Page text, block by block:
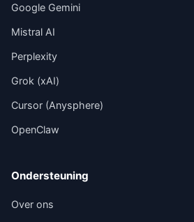
Google Gemini
Mistral AI
Perplexity
Grok (xAI)
Cursor (Anysphere)
OpenClaw
Ondersteuning
Over ons